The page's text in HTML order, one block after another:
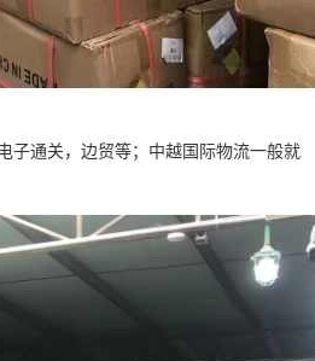
子通关，边贸等；中越国际物流一般就